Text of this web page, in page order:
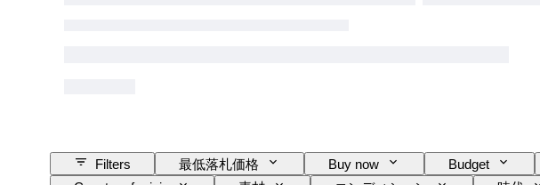
Filters 最低落札価格 Buy now Budget